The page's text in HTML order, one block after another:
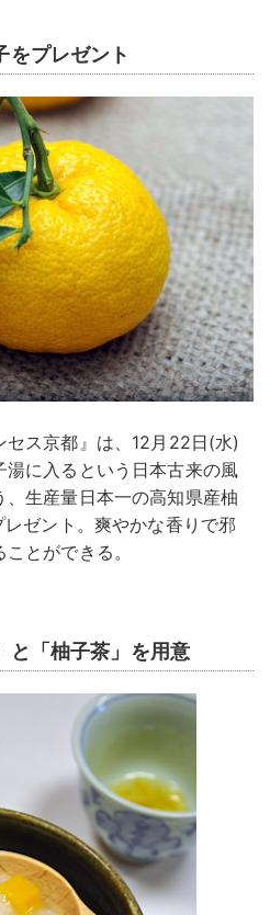
をプレゼント
セス京都』は、12月22日(水)
に入るという日本古来の風
生産量日本一の高知県産柚
ゼント。爽やかな香りで邪
とができる。
と「柚子茶」を用意